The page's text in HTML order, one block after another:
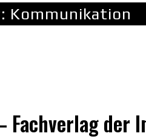
Kommunikation
Fachverlag